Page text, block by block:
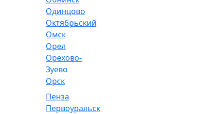
Одинцово
Октябрьский
Омск
Орел
Орехово-
Зуево
Орск
Пенза
Первоуральск